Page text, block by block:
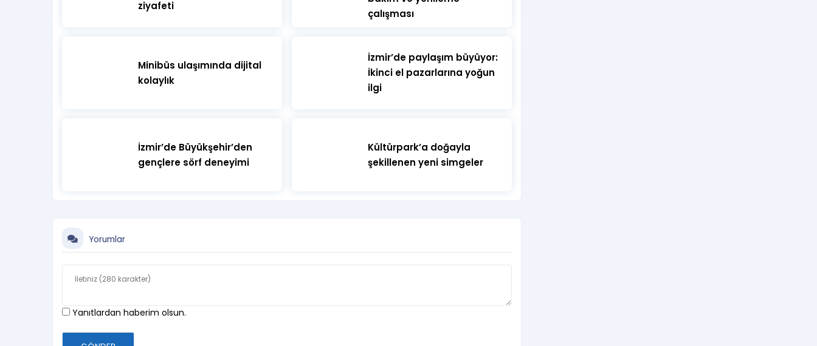
ziyafeti
çalışması
Minibüs ulaşımında dijital
kolaylık
İzmir’de paylaşım büyüyor:
İkinci el pazarlarına yoğun
ilgi
İzmir’de Büyükşehir’den
gençlere sörf deneyimi
Kültürpark’a doğayla
şekillenen yeni simgeler
Yorumlar
Yanıtlardan haberim olsun.